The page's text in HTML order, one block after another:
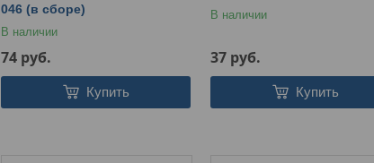
046 (в сборе)
В наличии
74 руб.
Купить
В наличии
37 руб.
Купить